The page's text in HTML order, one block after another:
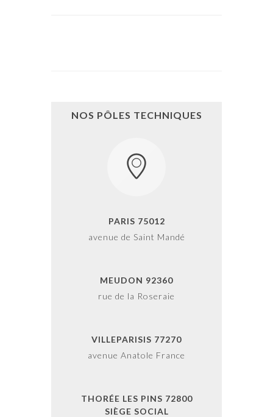
NOS PÔLES TECHNIQUES
PARIS 75012
avenue de Saint Mandé
MEUDON 92360
rue de la Roseraie
VILLEPARISIS 77270
avenue Anatole France
THORÉE LES PINS 72800
SIÈGE SOCIAL